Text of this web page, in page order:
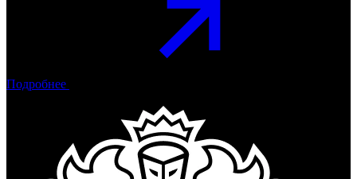
Подробнее